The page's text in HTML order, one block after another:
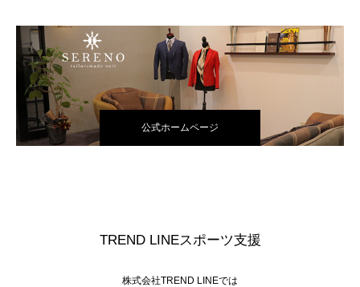
公式ホームページ
TREND LINEスポーツ支援
株式会社TREND LINEでは